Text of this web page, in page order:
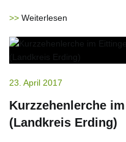
Weiterlesen
23. April 2017
Kurzzehenlerche
(Landkreis Erding)